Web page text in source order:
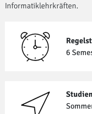
Informatiklehrkräften.
6